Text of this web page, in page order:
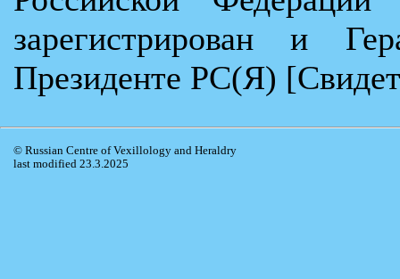
зарегистрирован и
Президенте РС(Я)
© Russian Centre of Vexillology and Heraldry
last modified 23.3.2025